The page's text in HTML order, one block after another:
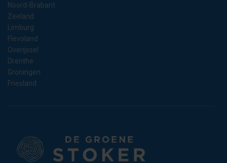
Noord-Brabant
Zeeland
Limburg
Flevoland
Overijssel
Drenthe
Groningen
Friesland